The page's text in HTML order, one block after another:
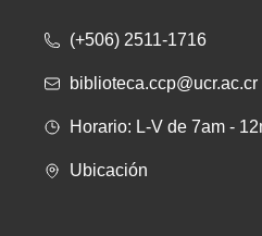
(+506) 2511-1716
biblioteca.ccp@ucr.ac.cr
Horario: L-V de 7am -
Ubicación